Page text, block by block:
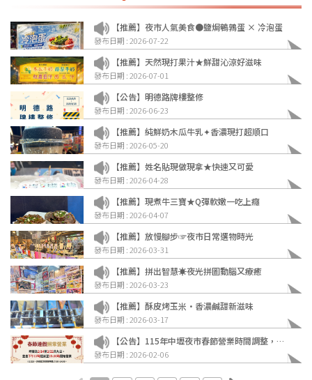
【推薦】夜市人氣美食●鹽焗鵪鶉蛋 × 冷泡蛋
發布日期 : 2026-07-22
【推薦】天然現打果汁★鮮甜沁涼好滋味
發布日期 : 2026-07-01
【公告】明德路牌樓整修
發布日期 : 2026-06-23
【推薦】純鮮奶木瓜牛乳✦香濃現打超順口
發布日期 : 2026-05-20
【推薦】姓名貼現做現拿★快速又可愛
發布日期 : 2026-04-28
【推薦】現煮牛三寶★Q彈軟嫩一吃上癮
發布日期 : 2026-04-07
【推薦】放慢腳步☞夜市日常選物時光
發布日期 : 2026-03-31
【推薦】拼出智慧☀夜光拼圖動腦又療癒
發布日期 : 2026-03-23
【推薦】酥皮烤玉米·香濃鹹甜新滋味
發布日期 : 2026-03-17
【公告】115年中壢夜市春節營業時間調整，開
市時間提前
發布日期 : 2026-02-06